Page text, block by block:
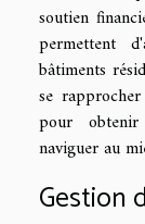
soutien
permettent
bâtiments
se
pour
naviguer au
Gestion